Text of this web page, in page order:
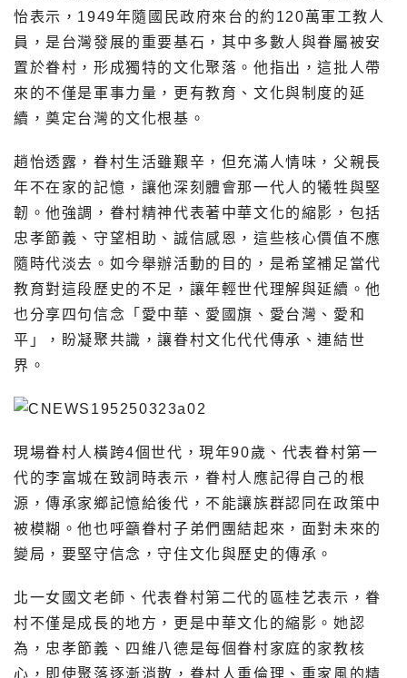
怡表示，1949年隨國民政府來台的約120萬軍工教人
員，是台灣發展的重要基石，其中多數人與眷屬被安
置於眷村，形成獨特的文化聚落。他指出，這批人帶
來的不僅是軍事力量，更有教育、文化與制度的延
續，奠定台灣的文化根基。
趙怡透露，眷村生活雖艱辛，但充滿人情味，父親長
年不在家的記憶，讓他深刻體會那一代人的犧牲與堅
韌。他強調，眷村精神代表著中華文化的縮影，包括
忠孝節義、守望相助、誠信感恩，這些核心價值不應
隨時代淡去。如今舉辦活動的目的，是希望補足當代
教育對這段歷史的不足，讓年輕世代理解與延續。他
也分享四句信念「愛中華、愛國旗、愛台灣、愛和
平」，盼凝聚共識，讓眷村文化代代傳承、連結世
界。
現場眷村人橫跨4個世代，現年90歲、代表眷村第一
代的李富城在致詞時表示，眷村人應記得自己的根
源，傳承家鄉記憶給後代，不能讓族群認同在政策中
被模糊。他也呼籲眷村子弟們團結起來，面對未來的
變局，要堅守信念，守住文化與歷史的傳承。
北一女國文老師、代表眷村第二代的區桂艺表示，眷
村不僅是成長的地方，更是中華文化的縮影。她認
為，忠孝節義、四維八德是每個眷村家庭的家教核
心，即使聚落逐漸消散，眷村人重倫理、重家風的精